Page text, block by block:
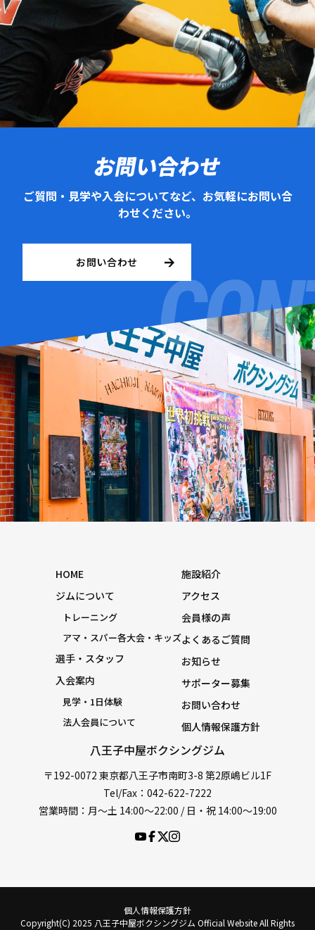
お問い合わせ
ご質問・見学や入会についてなど、お気軽にお問い合
わせください。
お問い合わせ
八王子中屋ボクシングジム
〒192-0072 東京都八王子市南町3-8 第2原嶋ビル1F
Tel/Fax：042-622-7222
営業時間：月〜土 14:00〜22:00 / 日・祝 14:00〜19:00
HOME
ジムについて
トレーニング
アマ・スパー各大会・キッズ
選手・スタッフ
入会案内
見学・1日体験
法人会員について
施設紹介
アクセス
会員様の声
よくあるご質問
お知らせ
サポーター募集
お問い合わせ
個人情報保護方針
個人情報保護方針
Copyright(C) 2025 八王子中屋ボクシングジム Official Website All Rights